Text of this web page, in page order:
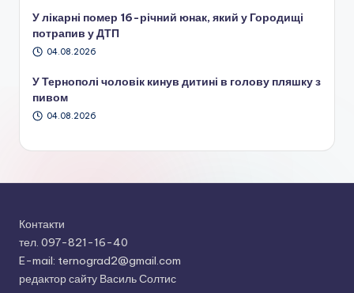
У лікарні помер 16-річний юнак, який у Городищі
потрапив у ДТП
04.08.2026
У Тернополі чоловік кинув дитині в голову пляшку з
пивом
04.08.2026
Контакти
тел. 097-821-16-40
E-mail: ternograd2@gmail.com
редактор сайту Василь Солтис